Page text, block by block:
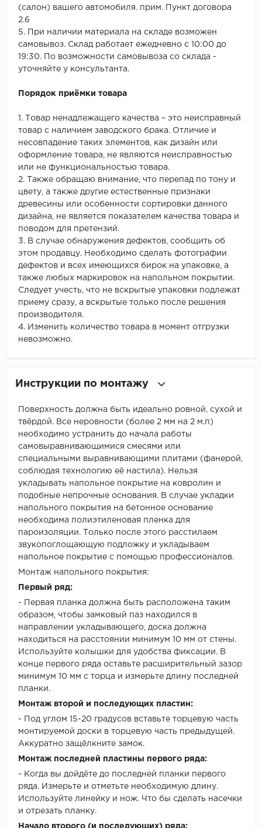
(салон) вашего автомобиля. прим. Пункт договора
2.6
5. При наличии материала на складе возможен
самовывоз. Склад работает ежедневно с 10:00 до
19:30. По возможности самовывоза со склада -
уточняйте у консультанта.
Порядок приёмки товара
1. Товар ненадлежащего качества – это неисправный
товар с наличием заводского брака. Отличие и
несовпадение таких элементов, как дизайн или
оформление товара, не являются неисправностью
или не функциональностью товара.
2. Также обращаю внимание, что перепад по тону и
цвету, а также другие естественные признаки
древесины или особенности сортировки данного
дизайна, не является показателем качества товара и
поводом для претензий.
3. В случае обнаружения дефектов, сообщить об
этом продавцу. Необходимо сделать фотографии
дефектов и всех имеющихся бирок на упаковке, а
также любых маркировок на напольном покрытии.
Следует учесть, что не вскрытые упаковки подлежат
приему сразу, а вскрытые только после решения
производителя.
4. Изменить количество товара в момент отгрузки
невозможно.
Инструкции по монтажу
Поверхность должна быть идеально ровной, сухой и
твёрдой. Все неровности (более 2 мм на 2 м.п)
необходимо устранить до начала работы
самовыравнивающимися смесями или
специальными выравнивающими плитами (фанерой,
соблюдая технологию её настила). Нельзя
укладывать напольное покрытие на ковролин и
подобные непрочные основания. В случае укладки
напольного покрытия на бетонное основание
необходима полиэтиленовая пленка для
пароизоляции. Только после этого расстилаем
звукопоглощающую подложку и укладываем
напольное покрытие с помощью профессионалов.
Монтаж напольного покрытия:
Первый ряд:
- Первая планка должна быть расположена таким
образом, чтобы замковый паз находился в
направлении укладывающего, доска должна
находиться на расстоянии минимум 10 мм от стены.
Используйте колышки для удобства фиксации. В
конце первого ряда оставьте расширительный зазор
минимум 10 мм с торца и измерьте длину последней
планки.
Монтаж второй и последующих пластин:
- Под углом 15-20 градусов вставьте торцевую часть
монтируемой доски в торцевую часть предыдущей.
Аккуратно защёлкните замок.
Монтаж последней пластины первого ряда:
- Когда вы дойдёте до последней планки первого
ряда. Измерьте и отметьте необходимую длину.
Используйте линейку и нож. Что бы сделать насечки
и отрезать планку.
Начало второго (и последующих) ряда: